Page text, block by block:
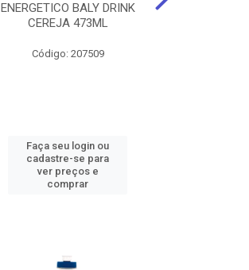
ENERGETICO BALY DRINK
CEREJA 473ML
Código: 207509
Faça seu login ou
cadastre-se para
ver preços e
comprar